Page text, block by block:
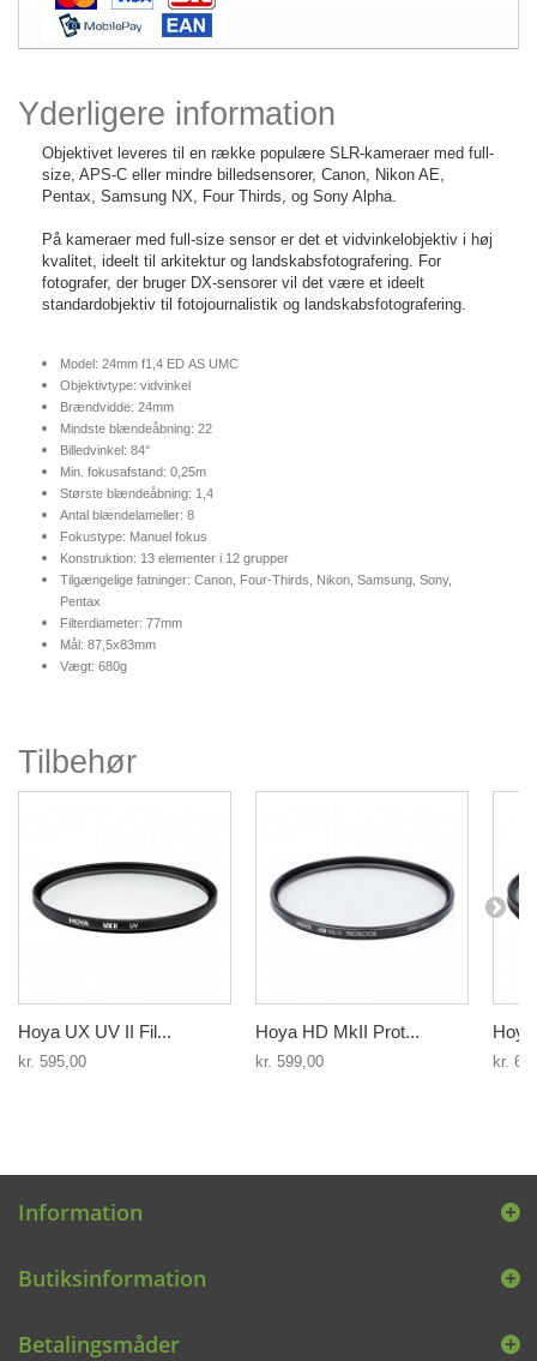
Yderligere information
Objektivet leveres til en række populære SLR-kameraer med full-
size, APS-C eller mindre billedsensorer, Canon, Nikon AE,
Pentax, Samsung NX, Four Thirds, og Sony Alpha.
På kameraer med full-size sensor er det et vidvinkelobjektiv i høj
kvalitet, ideelt til arkitektur og landskabsfotografering. For
fotografer, der bruger DX-sensorer vil det være et ideelt
standardobjektiv til fotojournalistik og landskabsfotografering.
Model: 24mm f1,4 ED AS UMC
Objektivtype: vidvinkel
Brændvidde: 24mm
Mindste blændeåbning: 22
Billedvinkel: 84°
Min. fokusafstand: 0,25m
Største blændeåbning: 1,4
Antal blændelameller: 8
Fokustype: Manuel fokus
Konstruktion: 13 elementer i 12 grupper
Tilgængelige fatninger: Canon, Four-Thirds, Nikon, Samsung, Sony,
Pentax
Filterdiameter: 77mm
Mål: 87,5x83mm
Vægt: 680g
Tilbehør
Hoya UX UV II Fil...
kr. 595,00
Hoya HD MkII Prot...
kr. 599,00 kr.
Information
Butiksinformation
Betalingsmåder